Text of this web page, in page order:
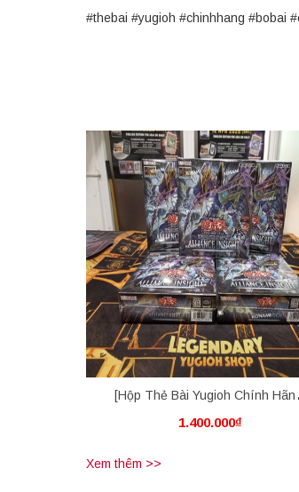
#thebai #yugioh #chinhhang #bobai
[Hộp Thẻ Bài Yugioh Chính
Booster Box - Pack Yugioh
1.400.000₫
Xem thêm >>